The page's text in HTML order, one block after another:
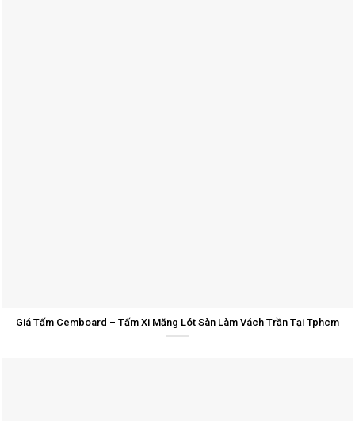
Giá Tấm Cemboard – Tấm Xi Măng Lót Sàn Làm Vách Trần Tại Tphcm